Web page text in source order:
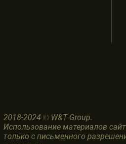
2018-2024 © W&T Group.
Использование материалов
только с письменного